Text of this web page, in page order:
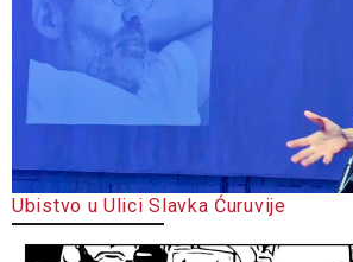
Ubistvo u Ulici Slavka Ćuruvije